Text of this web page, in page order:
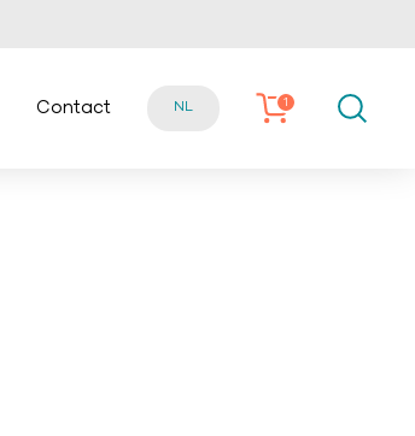
Contact NL 1